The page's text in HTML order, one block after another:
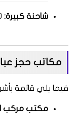
شاحنة كبيرة:
مكاتب حجز
فيما يلي قائمة
مكتب مركب